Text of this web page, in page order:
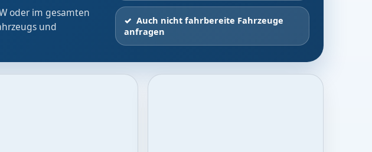
oder im gesamten
und
Auch nicht fahrbereite Fahrzeuge
anfragen